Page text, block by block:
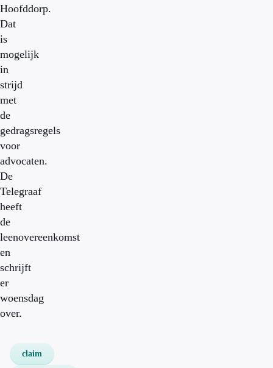
Hoofddorp.
Dat
is
mogelijk
in
strijd
met
de
gedragsregels
voor
advocaten.
De
Telegraaf
heeft
de
leenovereenkomst
en
schrijft
er
woensdag
over.
claim